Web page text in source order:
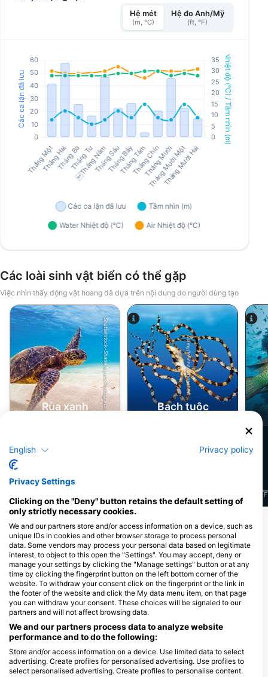
Hệ mét
(m, °C)
Hệ đo Anh/Mỹ
(ft, °F)
Các loài sinh vật biển có thể gặp
Việc nhìn thấy động vật hoang dã dựa trên nội dung do người dùng tạo
Shutterstock-Shane Myers Photography
Rùa xanh
Alamy/Reinhard Dirscherl
Bạch tuộc
F
Xem thêm Động vật
Các trung tâm lặn phục vụ tại điểm lặn
này
Scuba Guam
167 Marine Corp Dr, 96910
Hagatna, Guam
English Privacy policy
Privacy Settings
Clicking on the "Deny" button retains the default setting of
only strictly necessary cookies.
We and our partners store and/or access information on a device, such as
unique IDs in cookies and other browser storage to process personal
data. Some vendors may process your personal data based on legitimate
interest, to object to this open the "Settings". You may accept, deny or
manage your settings by clicking the "Manage settings" button or at any
time by clicking the fingerprint button on the left bottom corner of the
website. To withdraw your consent click on the fingerprint or the link in
the footer of the website and click the My data menu item, on that page
you can withdraw your consent. These choices will be signaled to our
partners and will not affect browsing data.
We and our partners process data to analyze website
performance and to do the following:
Store and/or access information on a device. Use limited data to select
advertising. Create profiles for personalised advertising. Use profiles to
select personalised advertising. Create profiles to personalise content.